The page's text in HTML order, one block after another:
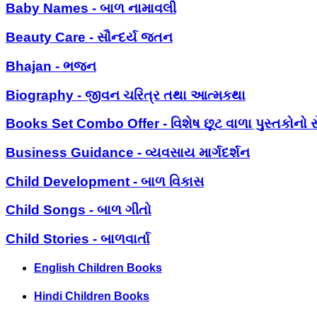
Baby Names - બાળ નામાવલી
Beauty Care - સૌન્દર્ય જતન
Bhajan - ભજન
Biography - જીવન ચરિત્ર તથા આત્મકથા
Books Set Combo Offer - વિશેષ છૂટ વાળા પુસ્તકોનો
Business Guidance - વ્યવસાય માર્ગદર્શન
Child Development - બાળ વિકાસ
Child Songs - બાળ ગીતો
Child Stories - બાળવાર્તા
English Children Books
Hindi Children Books